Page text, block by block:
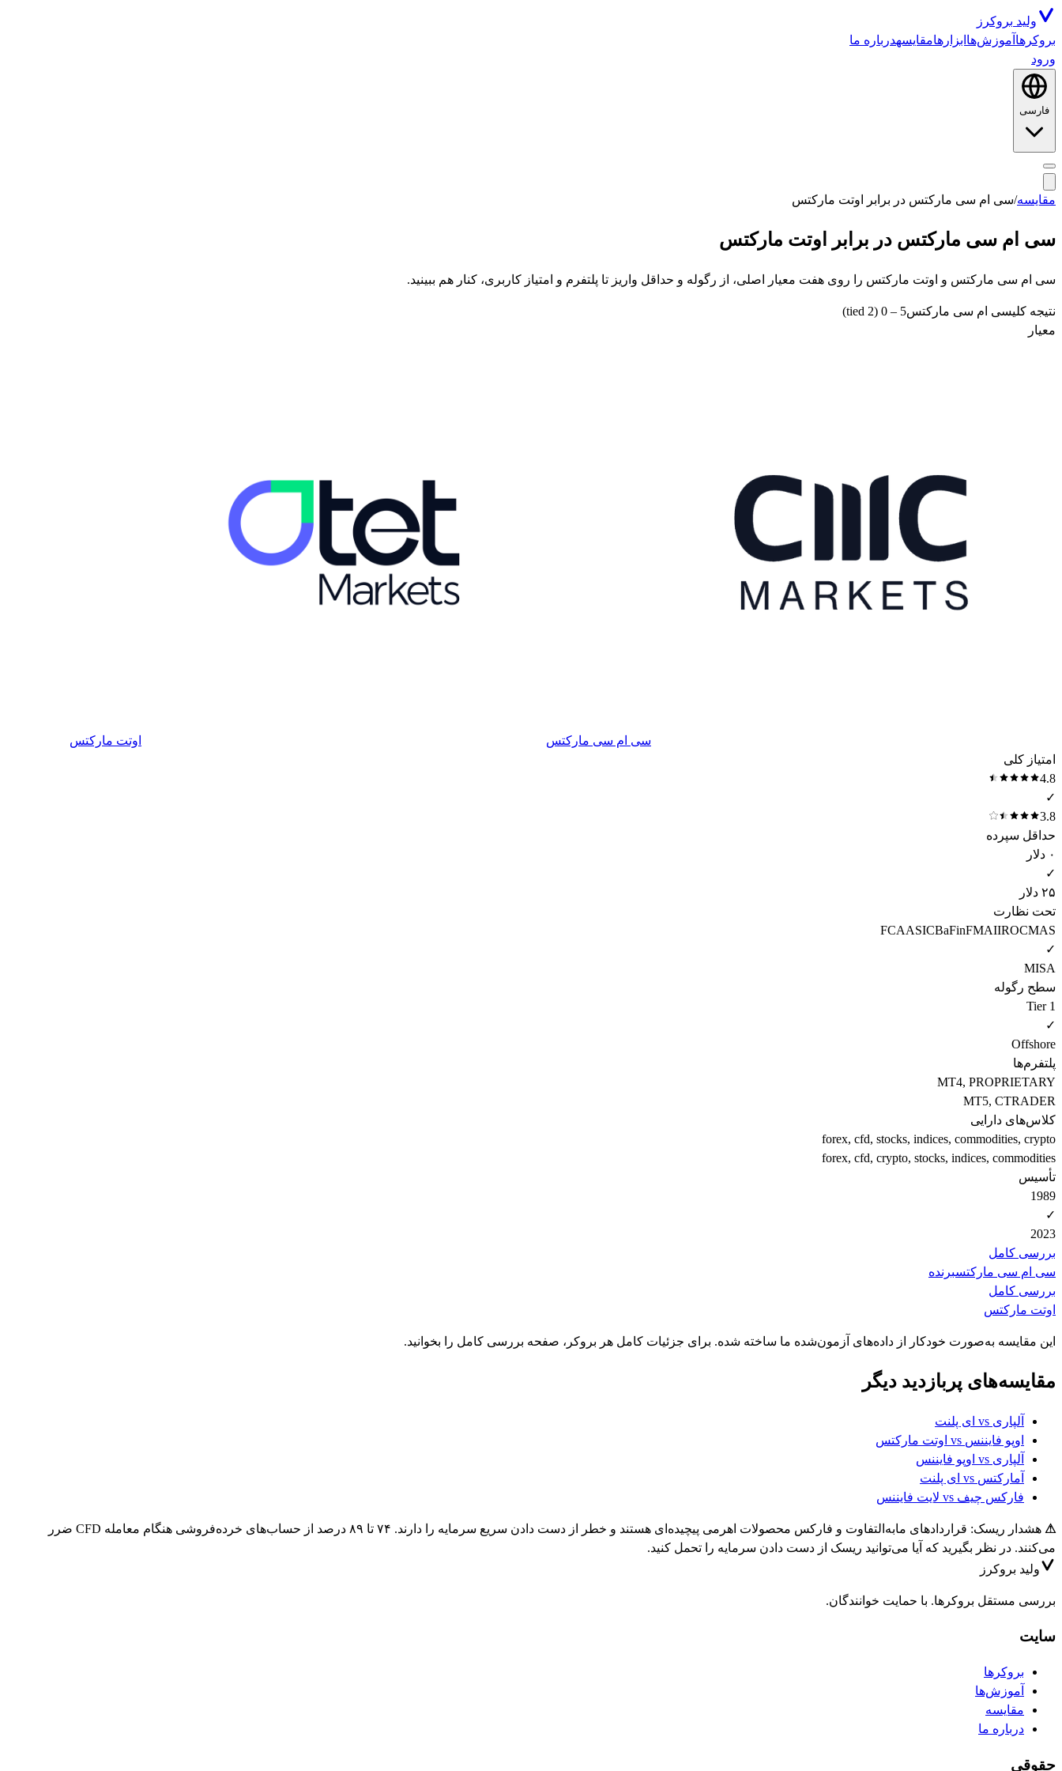
ولید بروکرز
بروکرها آموزش‌ها ابزارهامقایسهدرباره ما
ورود
فارسی
مقایسه/سی ام سی مارکتس در برابر اوتت مارکتس
سی ام سی مارکتس در برابر اوتت مارکتس
سی ام سی مارکتس و اوتت مارکتس را روی هفت معیار اصلی، از رگوله و حداقل واریز تا پلتفرم و امتیاز کاربری، کنار هم ببینید.
نتیجه کلیسی ام سی مارکتس5
–
0
(2 tied)
معیار
سی ام سی مارکتس
اوتت مارکتس
امتیاز کلی
4.8
✓
3.8
حداقل سپرده
۰ دلار
✓
۲۵ دلار
تحت نظارت
FCAASICBaFinFMAIIROCMAS
✓
MISA
سطح رگوله
Tier 1
✓
Offshore
پلتفرم‌ها
MT4, PROPRIETARY
MT5, CTRADER
کلاس‌های دارایی
forex, cfd, stocks, indices, commodities, crypto
forex, cfd, crypto, stocks, indices, commodities
تأسیس
1989
✓
2023
بررسی کامل
سی ام سی مارکتسبرنده
بررسی کامل
اوتت مارکتس
این مقایسه به‌صورت خودکار از داده‌های آزمون‌شده ما ساخته شده. برای جزئیات کامل هر بروکر، صفحه بررسی کامل را بخوانید.
مقایسه‌های پربازدید دیگر
آلپاری vs ای پلنت
اوپو فایننس vs اوتت مارکتس
آلپاری vs اوپو فایننس
آمارکتس vs ای پلنت
فارکس چیف vs لایت فایننس
⚠
هشدار ریسک: قراردادهای مابه‌التفاوت و فارکس محصولات اهرمی پیچیده‌ای هستند و خطر از دست دادن سریع سرمایه را دارند. ۷۴ تا ۸۹ درصد از حساب‌های خرده‌فروشی هنگام معامله CFD ضرر
می‌کنند. در نظر بگیرید که آیا می‌توانید ریسک از دست دادن سرمایه را تحمل کنید.
ولید بروکرز
بررسی مستقل بروکرها. با حمایت خوانندگان.
سایت
بروکرها
آموزش‌ها
مقایسه
درباره ما
حقوقی